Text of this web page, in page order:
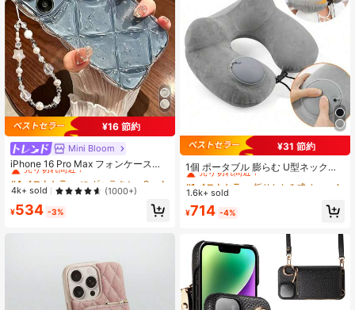
¥16 節約
Mini Bloom
iPhone 16 Pro Max フォンケース、
新しいラインストーン入り透明シル
バーフォイル耐衝撃性シリコンスタ
イリッシュ保護カバー iPhone 12/11/
13/14 Pro Maxに対応
#4 ベストセラー
売り切れ間近！
#4 ベストセラー
売り切れ間近！
#4 ベストセラー
売り切れ間近！
#4 ベストセラー
に ギャラクシーS24ウルトラ 携帯電話ケース
売り切れ間近！
4k+ sold (1000+)
¥534 -3%
¥31 節約
1個 ポータブル 膨らむ U型ネックサ
ポートピロー、カジュアルなポリエ
ステル製トラベルピロー、取り外し
可能なピローケース、ファスナー付
き、横向き寝に最適、飛行機、車、
仮眠に最適、インフレータブルピロ
ー、トラベルや職場で使えるアクセ
サリー
#1 ベストセラー
売り切れ間近！
#1 ベストセラー
売り切れ間近！
#1 ベストセラー
売り切れ間近！
#1 ベストセラー
1.6k+ sold
¥714 -4%